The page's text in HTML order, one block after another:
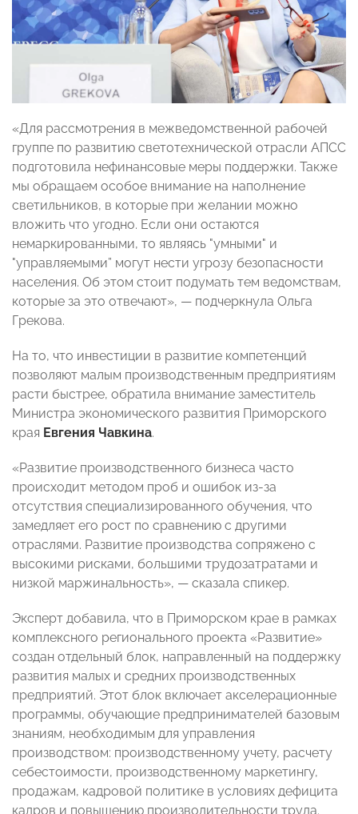
«Для рассмотрения в межведомственной рабочей
группе по развитию светотехнической отрасли АПСС
подготовила нефинансовые меры поддержки. Также
мы обращаем особое внимание на наполнение
светильников, в которые при желании можно
вложить что угодно. Если они остаются
немаркированными, то являясь "умными" и
"управляемыми” могут нести угрозу безопасности
населения. Об этом стоит подумать тем ведомствам,
которые за это отвечают», — подчеркнула Ольга
Грекова.
На то, что инвестиции в развитие компетенций
позволяют малым производственным предприятиям
расти быстрее, обратила внимание заместитель
Министра экономического развития Приморского
края Евгения Чавкина.
«Развитие производственного бизнеса часто
происходит методом проб и ошибок из-за
отсутствия специализированного обучения, что
замедляет его рост по сравнению с другими
отраслями. Развитие производства сопряжено с
высокими рисками, большими трудозатратами и
низкой маржинальность», — сказала спикер.
Эксперт добавила, что в Приморском крае в рамках
комплексного регионального проекта «Развитие»
создан отдельный блок, направленный на поддержку
развития малых и средних производственных
предприятий. Этот блок включает акселерационные
программы, обучающие предпринимателей базовым
знаниям, необходимым для управления
производством: производственному учету, расчету
себестоимости, производственному маркетингу,
продажам, кадровой политике в условиях дефицита
кадров и повышению производительности труда.